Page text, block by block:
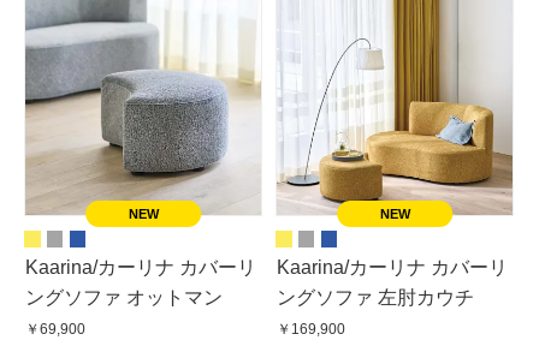
Kaarina/カーリナ カバーリ
ングソファ オットマン
￥69,900
Kaarina/カーリナ カバーリ
ングソファ 左肘カウチ
￥169,900